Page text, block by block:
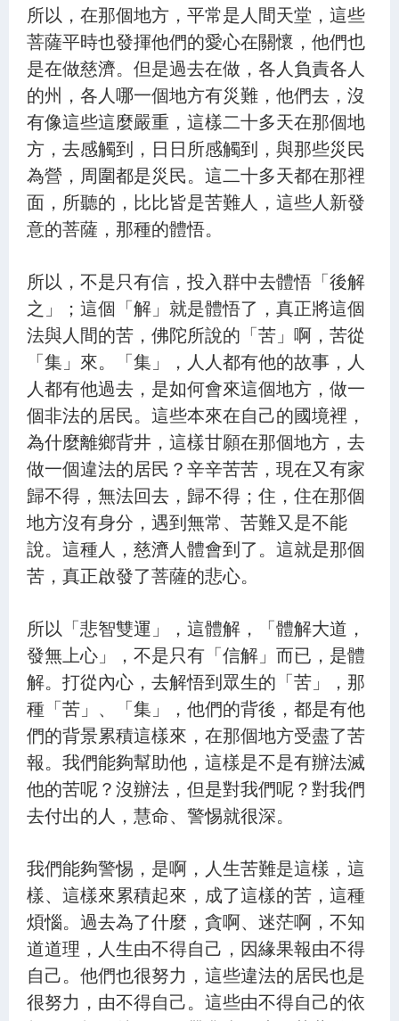
所以，在那個地方，平常是人間天堂，這些
菩薩平時也發揮他們的愛心在關懷，他們也
是在做慈濟。但是過去在做，各人負責各人
的州，各人哪一個地方有災難，他們去，沒
有像這些這麼嚴重，這樣二十多天在那個地
方，去感觸到，日日所感觸到，與那些災民
為營，周圍都是災民。這二十多天都在那裡
面，所聽的，比比皆是苦難人，這些人新發
意的菩薩，那種的體悟。
所以，不是只有信，投入群中去體悟「後解
之」；這個「解」就是體悟了，真正將這個
法與人間的苦，佛陀所說的「苦」啊，苦從
「集」來。「集」，人人都有他的故事，人
人都有他過去，是如何會來這個地方，做一
個非法的居民。這些本來在自己的國境裡，
為什麼離鄉背井，這樣甘願在那個地方，去
做一個違法的居民？辛辛苦苦，現在又有家
歸不得，無法回去，歸不得；住，住在那個
地方沒有身分，遇到無常、苦難又是不能
說。這種人，慈濟人體會到了。這就是那個
苦，真正啟發了菩薩的悲心。
所以「悲智雙運」，這體解，「體解大道，
發無上心」，不是只有「信解」而已，是體
解。打從內心，去解悟到眾生的「苦」，那
種「苦」、「集」，他們的背後，都是有他
們的背景累積這樣來，在那個地方受盡了苦
報。我們能夠幫助他，這樣是不是有辦法滅
他的苦呢？沒辦法，但是對我們呢？對我們
去付出的人，慧命、警惕就很深。
我們能夠警惕，是啊，人生苦難是這樣，這
樣、這樣來累積起來，成了這樣的苦，這種
煩惱。過去為了什麼，貪啊、迷茫啊，不知
道道理，人生由不得自己，因緣果報由不得
自己。他們也很努力，這些違法的居民也是
很努力，由不得自己。這些由不得自己的依